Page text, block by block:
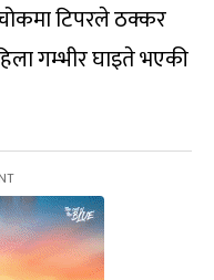
टिपरले ठक्कर
गम्भीर घाइते भएकी